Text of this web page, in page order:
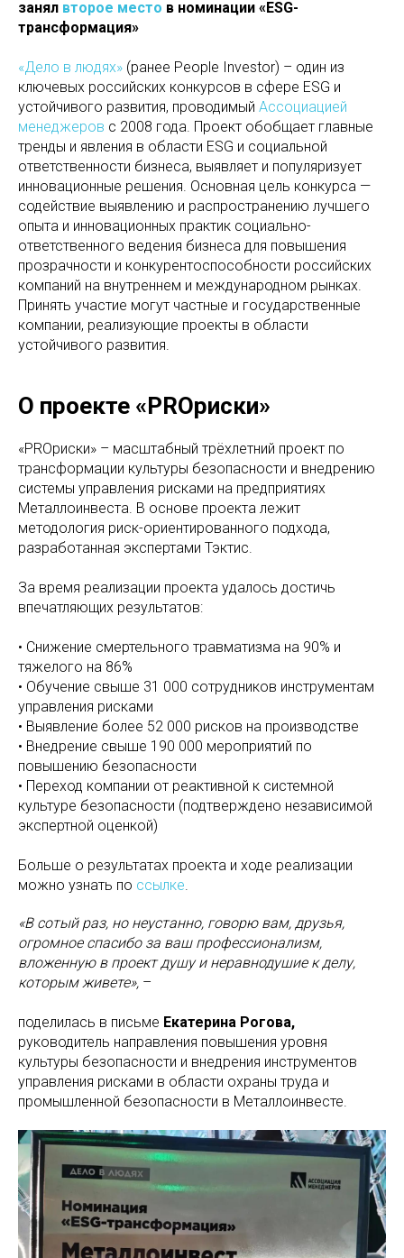
занял второе место в номинации «ESG-
трансформация»
«Дело в людях» (ранее People Investor) – один из
ключевых российских конкурсов в сфере ESG и
устойчивого развития, проводимый Ассоциацией
менеджеров с 2008 года. Проект обобщает главные
тренды и явления в области ESG и социальной
ответственности бизнеса, выявляет и популяризует
инновационные решения. Основная цель конкурса —
содействие выявлению и распространению лучшего
опыта и инновационных практик социально-
ответственного ведения бизнеса для повышения
прозрачности и конкурентоспособности российских
компаний на внутреннем и международном рынках.
Принять участие могут частные и государственные
компании, реализующие проекты в области
устойчивого развития.
О проекте «PROриски»
«PROриски» – масштабный трёхлетний проект по
трансформации культуры безопасности и внедрению
системы управления рисками на предприятиях
Металлоинвеста. В основе проекта лежит
методология риск-ориентированного подхода,
разработанная экспертами Тэктис.
За время реализации проекта удалось достичь
впечатляющих результатов:
• Снижение смертельного травматизма на 90% и
тяжелого на 86%
• Обучение свыше 31 000 сотрудников инструментам
управления рисками
• Выявление более 52 000 рисков на производстве
• Внедрение свыше 190 000 мероприятий по
повышению безопасности
• Переход компании от реактивной к системной
культуре безопасности (подтверждено независимой
экспертной оценкой)
Больше о результатах проекта и ходе реализации
можно узнать по ссылке.
«В сотый раз, но неустанно, говорю вам, друзья,
огромное спасибо за ваш профессионализм,
вложенную в проект душу и неравнодушие к делу,
которым живете», –
поделилась в письме Екатерина Рогова,
руководитель направления повышения уровня
культуры безопасности и внедрения инструментов
управления рисками в области охраны труда и
промышленной безопасности в Металлоинвесте.